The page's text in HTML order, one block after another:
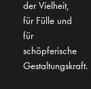
der Vielheit,
für Fülle und
für
schöpferische
Gestaltungskraft.